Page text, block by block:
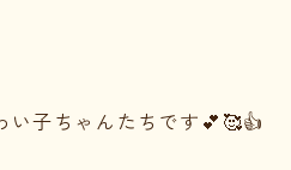
子ちゃんたちです💕🥰👍